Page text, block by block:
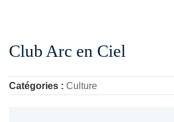
Club Arc en Ciel
Catégories : Culture